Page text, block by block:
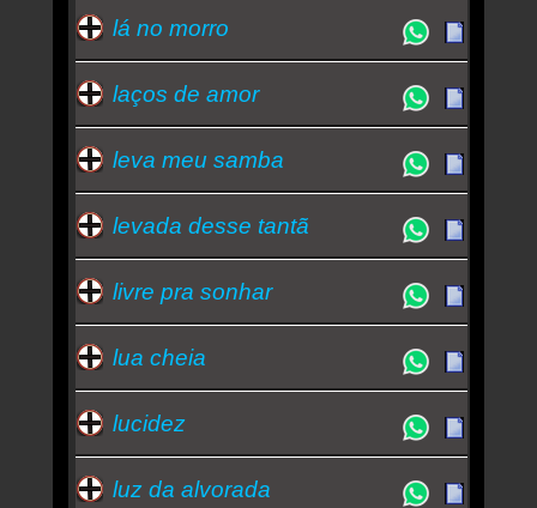
lá no morro
laços de amor
leva meu samba
levada desse tantã
livre pra sonhar
lua cheia
lucidez
luz da alvorada